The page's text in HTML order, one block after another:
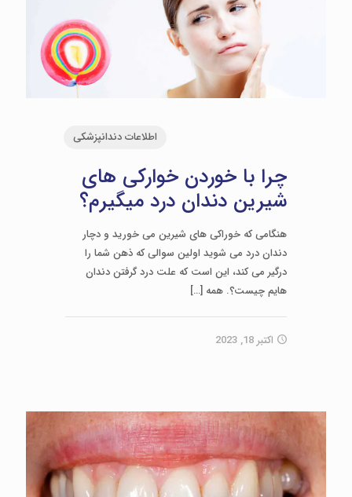
اطلاعات دندانپزشکی
چرا با خوردن خوارکی های
شیرین دندان درد میگیرم؟
هنگامی که خوراکی های شیرین می خورید و دچار
دندان درد می شوید اولین سوالی که ذهن شما را
درگیر می کند، این است که علت درد گرفتن دندان
هایم چیست؟. همه […]
اکتبر 18, 2023